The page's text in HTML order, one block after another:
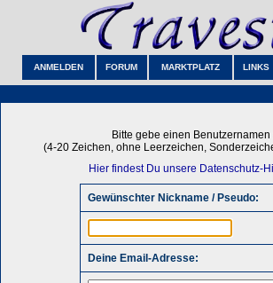
ANMELDEN FORUM MARKTPLATZ LINKS
Bitte gebe einen Benutzernamen
(4-20 Zeichen, ohne Leerzeichen,
Hier findest Du unsere Datenschutz-
Gewünschter Nickname / Pseudo:
Deine Email-Adresse: